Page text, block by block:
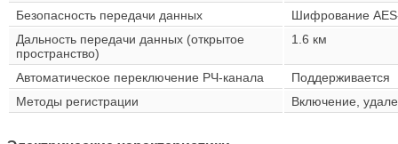
Безопасность передачи данных
Шифрование
Дальность передачи данных (открытое
пространство)
1.6 км
Автоматическое переключение РЧ-канала
Поддерживается
Методы регистрации
Включение,